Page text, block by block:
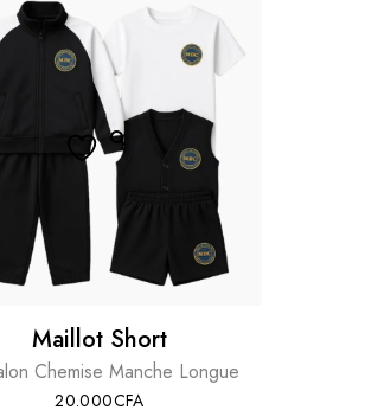
Maillot Short
Chemise Manche Longue
20.000CFA